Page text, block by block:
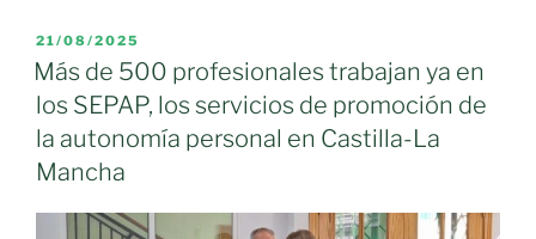
PUBLICADO
EL
21/08/2025
Más de 500 profesionales trabajan ya en
los SEPAP, los servicios de promoción de
la autonomía personal en Castilla-La
Mancha